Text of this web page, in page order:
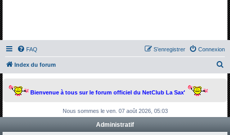
FAQ Connexion
S’enregistrer
Index du forum
Bienvenue à tous sur le forum officiel du NetClub La Sax'
Nous sommes le ven. 07 août 2026, 05:03
Administratif